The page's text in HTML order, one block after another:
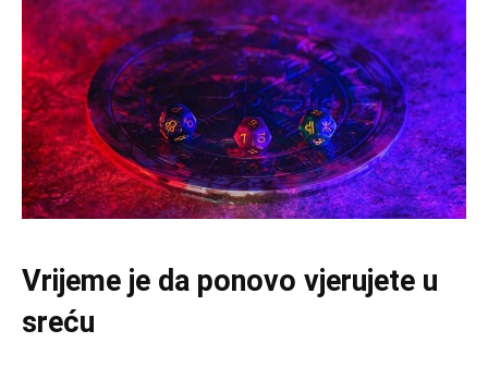
Vrijeme je da ponovo vjerujete u
sreću